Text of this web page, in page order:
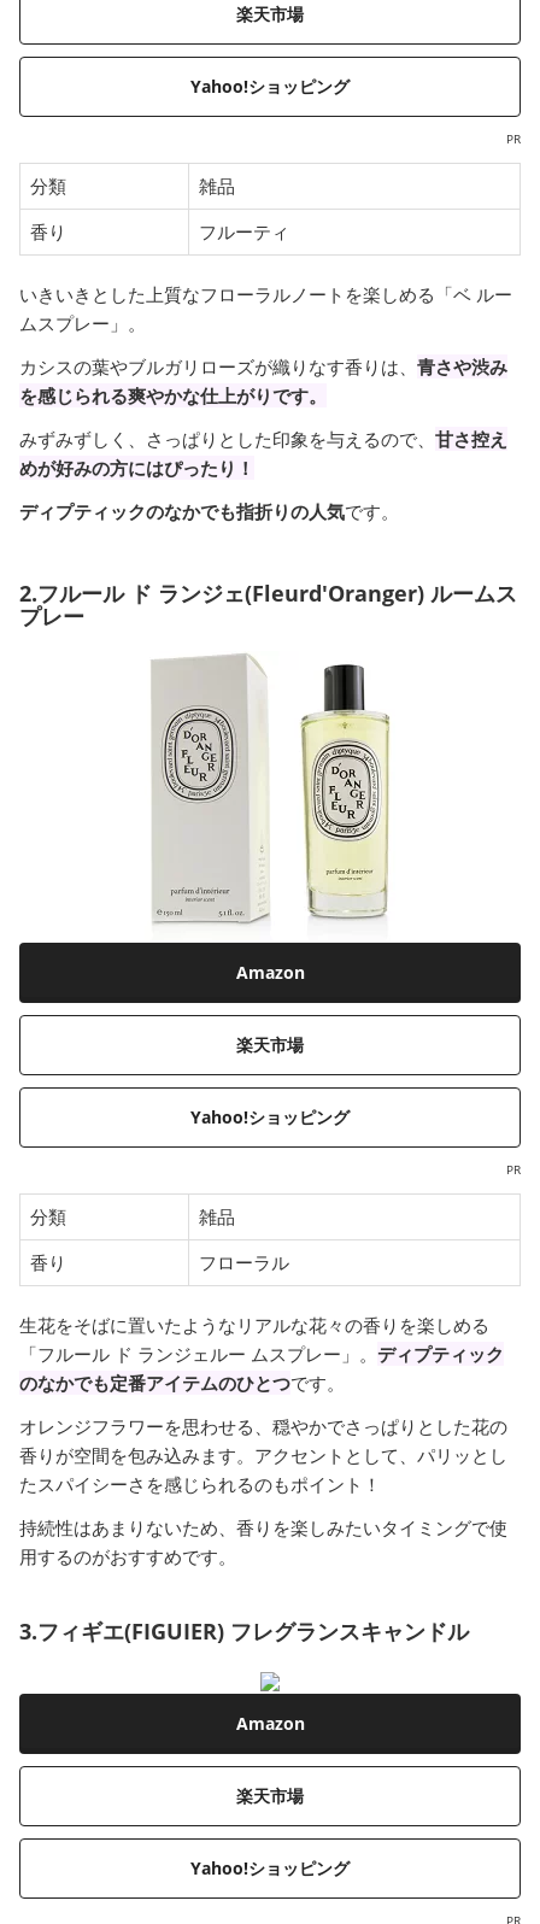
楽天市場
Yahoo!ショッピング
PR
分類
雑品
香り
フルーティ
いきいきとした上質なフローラルノートを楽しめる「ベ ルー
ムスプレー」。
カシスの葉やブルガリローズが織りなす香りは、 青さや渋み
を感じられる爽やかな仕上がりです。
みずみずしく、さっぱりとした印象を与えるので、 甘さ控え
めが好みの方にはぴったり！
ディプティックのなかでも指折りの人気です。
2.フルール ド ランジェ(Fleurd'Oranger) ルームス
プレー
Amazon
楽天市場
Yahoo!ショッピング
PR
分類
雑品
香り
フローラル
生花をそばに置いたようなリアルな花々の香りを楽しめる
「フルール ド ランジェルー ムスプレー」。 ディプティック
のなかでも定番アイテムのひとつです。
オレンジフラワーを思わせる、穏やかでさっぱりとした花の
香りが空間を包み込みます。アクセントとして、パリッとし
たスパイシーさを感じられるのもポイント！
持続性はあまりないため、香りを楽しみたいタイミングで使
用するのがおすすめです。
3.フィギエ(FIGUIER) フレグランスキャンドル
Amazon
楽天市場
Yahoo!ショッピング
PR